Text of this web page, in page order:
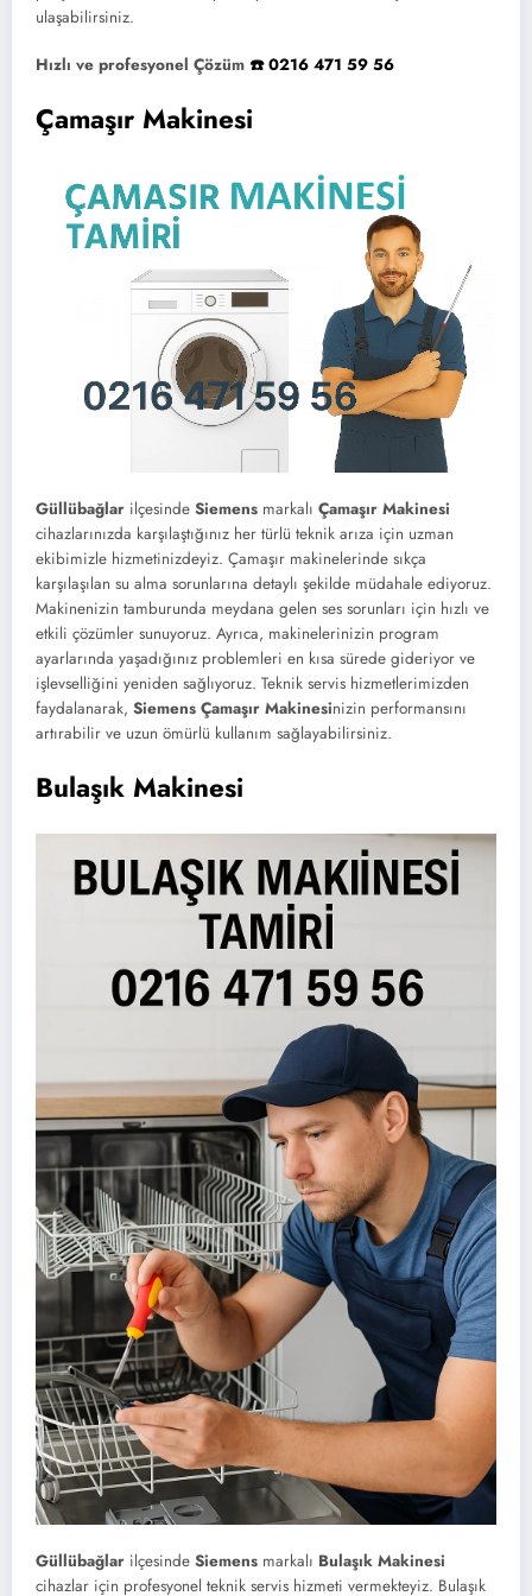
ulaşabilirsiniz.
Hızlı ve profesyonel Çözüm ☎️ 0216 471 59 56
Çamaşır Makinesi
Güllübağlar ilçesinde Siemens markalı Çamaşır Makinesi
cihazlarınızda karşılaştığınız her türlü teknik arıza için uzman
ekibimizle hizmetinizdeyiz. Çamaşır makinelerinde sıkça
karşılaşılan su alma sorunlarına detaylı şekilde müdahale ediyoruz.
Makinenizin tamburunda meydana gelen ses sorunları için hızlı ve
etkili çözümler sunuyoruz. Ayrıca, makinelerinizin program
ayarlarında yaşadığınız problemleri en kısa sürede gideriyor ve
işlevselliğini yeniden sağlıyoruz. Teknik servis hizmetlerimizden
faydalanarak, Siemens Çamaşır Makinesinizin performansını
artırabilir ve uzun ömürlü kullanım sağlayabilirsiniz.
Bulaşık Makinesi
Güllübağlar ilçesinde Siemens markalı Bulaşık Makinesi
cihazlar için profesyonel teknik servis hizmeti vermekteyiz. Bulaşık